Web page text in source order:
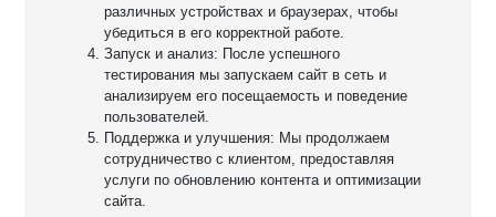
различных устройствах и браузерах, чтобы
убедиться в его корректной работе.
Запуск и анализ: После успешного
тестирования мы запускаем сайт в сеть и
анализируем его посещаемость и поведение
пользователей.
Поддержка и улучшения: Мы продолжаем
сотрудничество с клиентом, предоставляя
услуги по обновлению контента и оптимизации
сайта.